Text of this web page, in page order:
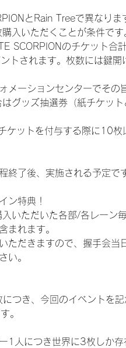
とRain Treeで異なりま
入いただくことが条件で
SCORPIONのチケット合
トされます。枚数には鍵開
メーションセンターでそ
グッズ抽選券（紙チケッ
ケットを付与する際に10
了後、実施される予定で
ン特典！
いただいた各部/各レーン
まれます。
ただきますので、握手会
い。
つき、今回のイベントを
。
1人につき世界に3枚しか